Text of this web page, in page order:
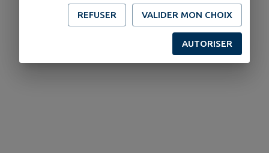
REFUSER VALIDER MON CHOIX
AUTORISER